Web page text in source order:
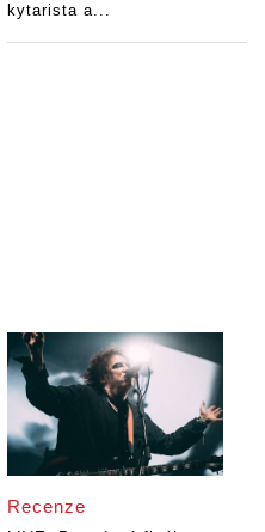
kytarista a...
Recenze